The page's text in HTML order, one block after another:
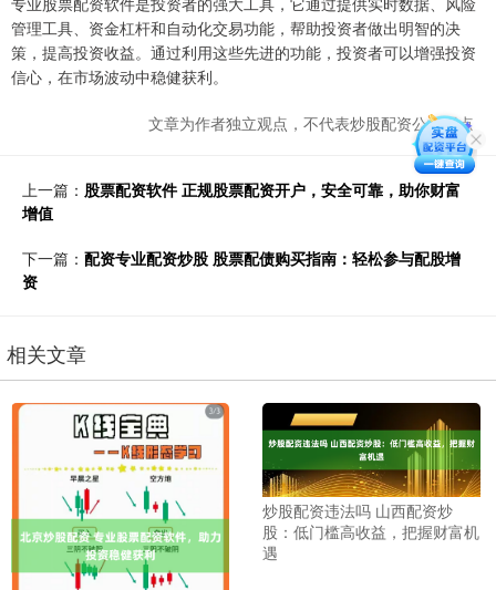
管理工具、资金杠杆和自动化交易功能，帮助投资者做出明智的决
策，提高投资收益。通过利用这些先进的功能，投资者可以增强投资
信心，在市场波动中稳健获利。
文章为作者独立观点，不代表炒股配资公司观点
上一篇： 股票配资软件 正规股票配资开户，安全可靠，助你财富
增值
下一篇： 配资专业配资炒股 股票配债购买指南：轻松参与配股增
资
相关文章
炒股配资违法吗 山西配资炒
股：低门槛高收益，把握财富机
遇